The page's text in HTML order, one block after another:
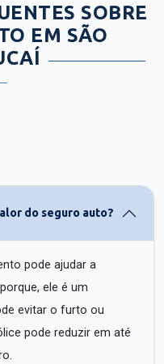
SOBRE
EM SÃO
do seguro auto?
pode ajudar a
ele é um
evitar o furto ou
pode reduzir em até